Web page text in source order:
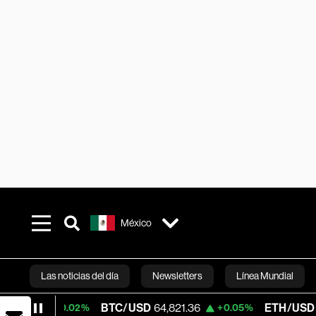
México
Las noticias del día Newsletters Línea Mundial
Bloomberg
BTC/USD 64,821.36 +0.05% ETH/USD 1,909.69 -